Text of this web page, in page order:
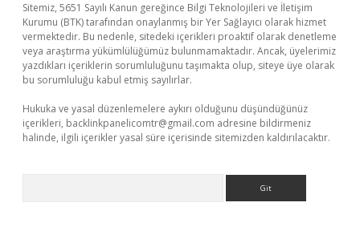
Sitemiz, 5651 Sayılı Kanun gereğince Bilgi Teknolojileri ve İletişim
Kurumu (BTK) tarafından onaylanmış bir Yer Sağlayıcı olarak hizmet
vermektedir. Bu nedenle, sitedeki içerikleri proaktif olarak denetleme
veya araştırma yükümlülüğümüz bulunmamaktadır. Ancak, üyelerimiz
yazdıkları içeriklerin sorumluluğunu taşımakta olup, siteye üye olarak
bu sorumluluğu kabul etmiş sayılırlar.
Hukuka ve yasal düzenlemelere aykırı olduğunu düşündüğünüz
içerikleri, backlinkpanelicomtr@gmail.com adresine bildirmeniz
halinde, ilgili içerikler yasal süre içerisinde sitemizden kaldırılacaktır.